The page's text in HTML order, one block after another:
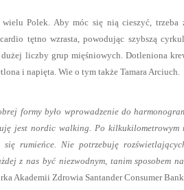
Polek. Aby móc się nią cieszyć,
tętno wzrasta, powodując szybszą
dużej liczby grup mięśniowych. Dotleniona
i napięta. Wie o tym także Tamara Arciuch.
formy było wprowadzenie do
jest nordic walking. Po kilkukilometrowym
rumieńce. Nie potrzebuję
z nas być niezwodnym, tanim sposobem
Akademii Zdrowia Santander Consumer